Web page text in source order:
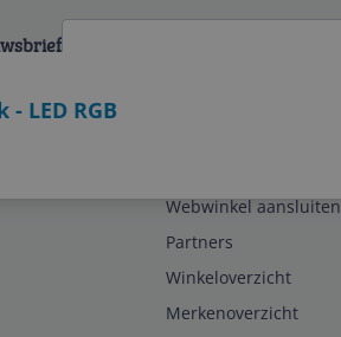
LED RGB
Webwinkel aansluiten
Partners
Winkeloverzicht
Merkenoverzicht